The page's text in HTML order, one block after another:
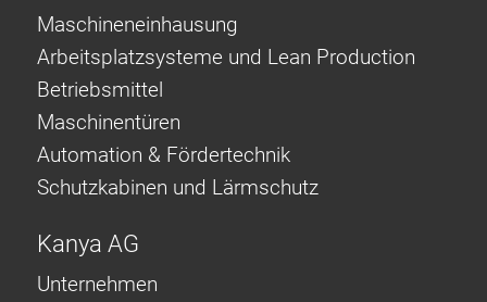
Maschineneinhausung
Arbeitsplatzsysteme und Lean Production
Betriebsmittel
Maschinentüren
Automation & Fördertechnik
Schutzkabinen und Lärmschutz
Kanya AG
Unternehmen